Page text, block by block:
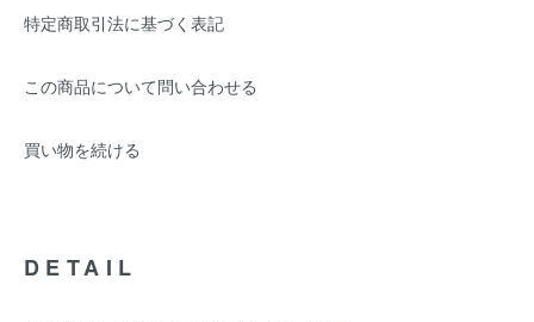
特定商取引法に基づく表記
この商品について問い合わせる
買い物を続ける
DETAIL